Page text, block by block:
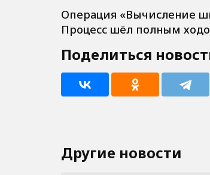
Операция «Вычисление
Процесс шёл полным
Поделиться
Другие новости